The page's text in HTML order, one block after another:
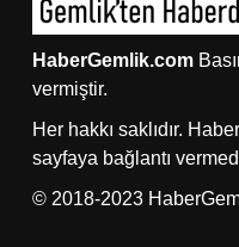
HaberGemlik.com
vermiştir.
Her hakkı saklıdır.
sayfaya bağlantı
© 2018-2023